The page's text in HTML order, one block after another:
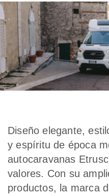
Diseño elegante,
y espíritu de época
autocaravanas
valores. Con su
productos, la marca